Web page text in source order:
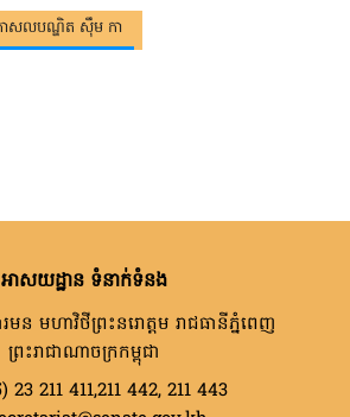
ោសលបណ្ឌិត ស៊ឹម កា
អាសយដ្ឋាន ទំនាក់ទំនង
រមន មហាវិថីព្រះនរោត្តម រាជធានីភ្នំពេញ
ព្រះរាជាណាចក្រកម្ពុជា
23 211 411,211 442, 211 443